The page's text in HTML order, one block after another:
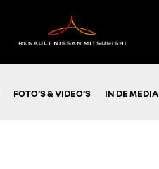
FOTO’S & VIDEO’S IN DE MEDIA